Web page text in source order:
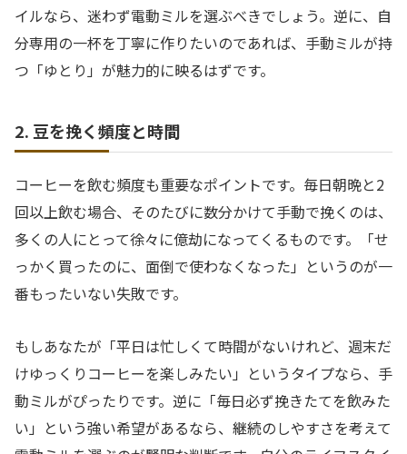
イルなら、迷わず電動ミルを選ぶべきでしょう。逆に、自
分専用の一杯を丁寧に作りたいのであれば、手動ミルが持
つ「ゆとり」が魅力的に映るはずです。
2. 豆を挽く頻度と時間
コーヒーを飲む頻度も重要なポイントです。毎日朝晩と2
回以上飲む場合、そのたびに数分かけて手動で挽くのは、
多くの人にとって徐々に億劫になってくるものです。「せ
っかく買ったのに、面倒で使わなくなった」というのが一
番もったいない失敗です。
もしあなたが「平日は忙しくて時間がないけれど、週末だ
けゆっくりコーヒーを楽しみたい」というタイプなら、手
動ミルがぴったりです。逆に「毎日必ず挽きたてを飲みた
い」という強い希望があるなら、継続のしやすさを考えて